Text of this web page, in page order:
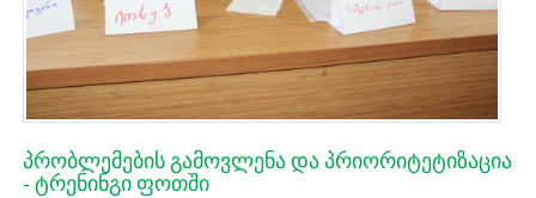
პრობლემების გამოვლენა და პრიორიტეტიზაცია
- ტრენინგი ფოთში